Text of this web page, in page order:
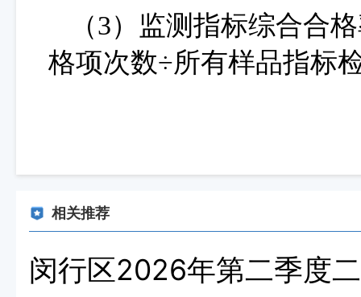
（3）监测指标综合合
格项次数÷所有样品指标
相关推荐
闵行区2026年第二季度